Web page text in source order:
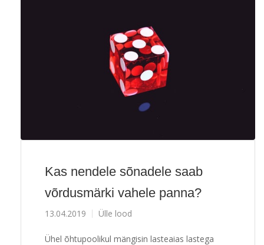
Kas nendele sõnadele saab
võrdusmärki vahele panna?
13.04.2019 Ülle lood
Ühel õhtupoolikul mängisin lasteaias lastega